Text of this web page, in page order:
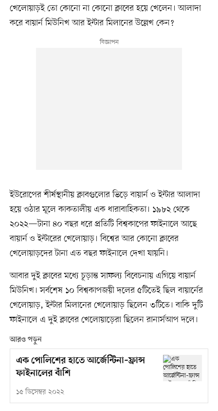
খেলোয়াড়ই তো কোনো না কোনো ক্লাবের হয়ে খেলেন। আলাদা
করে বায়ার্ন মিউনিখ আর ইন্টার মিলানের উল্লেখ কেন?
ইউরোপের শীর্ষস্থানীয় ক্লাবগুলোর ভিড়ে বায়ার্ন ও ইন্টার আলাদা
হয়ে ওঠার মূলে কাকতালীয় এক ধারাবাহিকতা। ১৯৮২ থেকে
২০২২—টানা ৪০ বছর ধরে প্রতিটি বিশ্বকাপের ফাইনালে আছে
বায়ার্ন ও ইন্টারের খেলোয়াড়। বিশ্বের আর কোনো ক্লাবের
খেলোয়াড়দের টানা এত বছর ফাইনালে দেখা যায়নি।
আবার দুই ক্লাবের মধ্যে চূড়ান্ত সাফল্য বিবেচনায় এগিয়ে বায়ার্ন
মিউনিখ। সর্বশেষ ১০ বিশ্বকাপজয়ী দলের ৫টিতেই ছিল বায়ার্নের
খেলোয়াড়, ইন্টার মিলানের খেলোয়াড় ছিলেন ৩টিতে। বাকি দুটি
ফাইনালে এ দুই ক্লাবের খেলোয়াড়েরা ছিলেন রানার্সআপ দলে।
আরও পড়ুন
এক পোলিশের হাতে আর্জেন্টিনা–ফ্রান্স
ফাইনালের বাঁশি
১৫ ডিসেম্বর ২০২২